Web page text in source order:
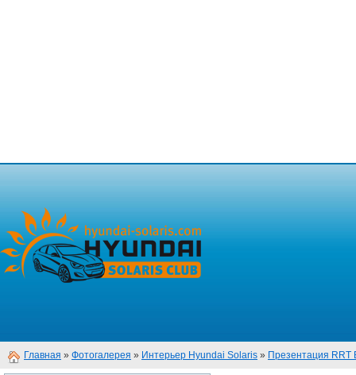
Главная » Фотогалерея » Интерьер Hyundai Solaris » Презентация RRT